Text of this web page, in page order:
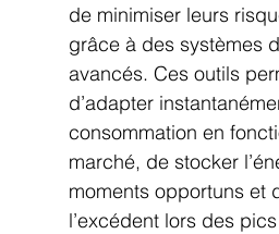
de minimiser leurs
grâce à des systèmes
avancés. Ces outils
d’adapter
consommation en
marché, de stocker
moments opportuns et
l’excédent lors des